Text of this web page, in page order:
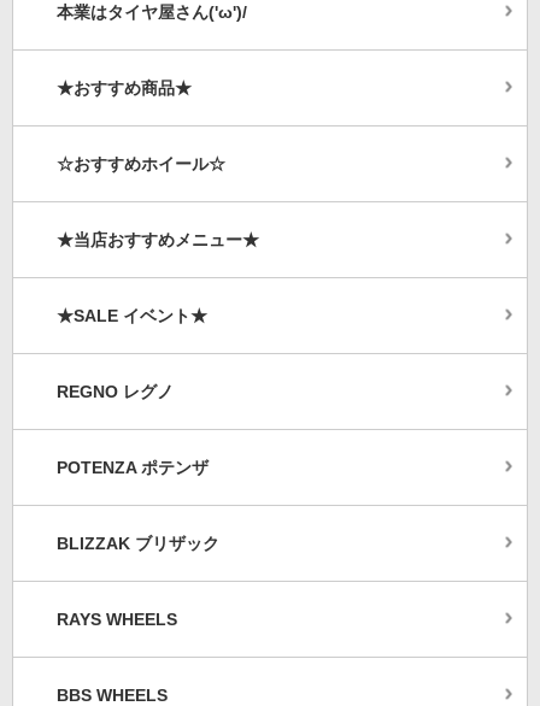
本業はタイヤ屋さん('ω')/
★おすすめ商品★
☆おすすめホイール☆
★当店おすすめメニュー★
★SALE イベント★
REGNO レグノ
POTENZA ポテンザ
BLIZZAK ブリザック
RAYS WHEELS
BBS WHEELS